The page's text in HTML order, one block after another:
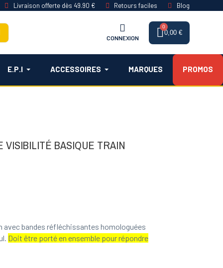
Livraison offerte dès 49.90 € Retours faciles Blog
CONNEXION
0,00 €
E.P.I ACCESSOIRES MARQUES PROMOS
VISIBILITÉ BASIQUE TRAIN
avec bandes réfléchissantes homologuées
Doit être porté en ensemble pour répondre